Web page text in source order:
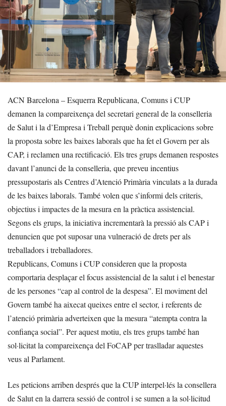
ACN Barcelona – Esquerra Republicana, Comuns i CUP
demanen la compareixença del secretari general de la conselleria
de Salut i la d’Empresa i Treball perquè donin explicacions sobre
la proposta sobre les baixes laborals que ha fet el Govern per als
CAP, i reclamen una rectificació. Els tres grups demanen respostes
davant l’anunci de la conselleria, que preveu incentius
pressupostaris als Centres d’Atenció Primària vinculats a la durada
de les baixes laborals. També volen que s’informi dels criteris,
objectius i impactes de la mesura en la pràctica assistencial.
Segons els grups, la iniciativa incrementarà la pressió als CAP i
denuncien que pot suposar una vulneració de drets per als
treballadors i treballadores.
Republicans, Comuns i CUP consideren que la proposta
comportaria desplaçar el focus assistencial de la salut i el benestar
de les persones “cap al control de la despesa”. El moviment del
Govern també ha aixecat queixes entre el sector, i referents de
l’atenció primària adverteixen que la mesura “atempta contra la
confiança social”. Per aquest motiu, els tres grups també han
sol·licitat la compareixença del FoCAP per traslladar aquestes
veus al Parlament.
Les peticions arriben després que la CUP interpel·lés la consellera
de Salut en la darrera sessió de control i se sumen a la sol·licitud